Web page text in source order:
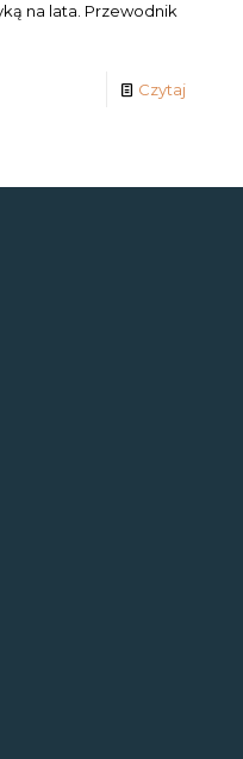
na lata. Przewodnik
Czytaj